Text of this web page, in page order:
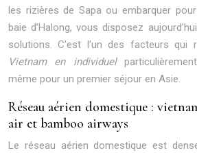
les rizières de Sapa ou embarquer
baie d’Halong, vous disposez
solutions. C’est l’un des facteurs qui
Vietnam en individuel
même pour un premier séjour en Asie.
Réseau aérien domestique :
air et bamboo airways
Le réseau aérien domestique est